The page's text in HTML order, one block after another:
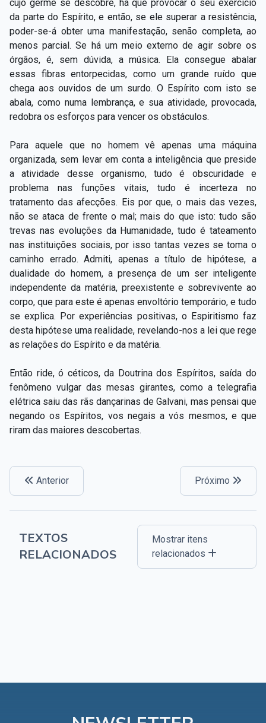
cujo germe se descobre, há que provocar o seu exercício
da parte do Espírito, e então, se ele superar a resistência,
poder-se-á obter uma manifestação, senão completa, ao
menos parcial. Se há um meio externo de agir sobre os
órgãos, é, sem dúvida, a música. Ela consegue abalar
essas fibras entorpecidas, como um grande ruído que
chega aos ouvidos de um surdo. O Espírito com isto se
abala, como numa lembrança, e sua atividade, provocada,
redobra os esforços para vencer os obstáculos.
Para aquele que no homem vê apenas uma máquina
organizada, sem levar em conta a inteligência que preside
a atividade desse organismo, tudo é obscuridade e
problema nas funções vitais, tudo é incerteza no
tratamento das afecções. Eis por que, o mais das vezes,
não se ataca de frente o mal; mais do que isto: tudo são
trevas nas evoluções da Humanidade, tudo é tateamento
nas instituições sociais, por isso tantas vezes se toma o
caminho errado. Admiti, apenas a título de hipótese, a
dualidade do homem, a presença de um ser inteligente
independente da matéria, preexistente e sobrevivente ao
corpo, que para este é apenas envoltório temporário, e tudo
se explica. Por experiências positivas, o Espiritismo faz
desta hipótese uma realidade, revelando-nos a lei que rege
as relações do Espírito e da matéria.
Então ride, ó céticos, da Doutrina dos Espíritos, saída do
fenômeno vulgar das mesas girantes, como a telegrafia
elétrica saiu das rãs dançarinas de Galvani, mas pensai que
negando os Espíritos, vos negais a vós mesmos, e que
riram das maiores descobertas.
Anterior Próximo
TEXTOS
RELACIONADOS
Mostrar itens
relacionados